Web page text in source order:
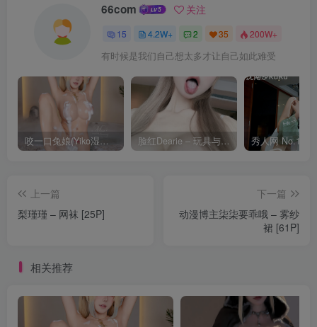
66com 关注
15 4.2W+ 2 35 200W+
有时候是我们自己想太多才让自己如此难受
咬一口兔娘(Yiko湿润兔) – 8月 鸣潮-芙露德莉斯 [63P]
上一篇
梨瑾瑾 – 网袜 [25P]
下一篇
动漫博主柒柒要乖哦 – 雾纱
裙 [61P]
相关推荐